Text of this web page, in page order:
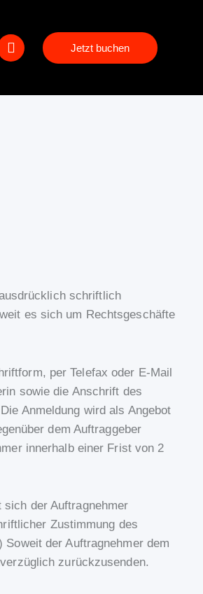
Jetzt buchen
schriftlich
es sich um Rechtsgeschäfte
per Telefax oder E-Mail
sowie die Anschrift des
Anmeldung wird als Angebot
dem Auftraggeber
innerhalb einer Frist von 2
sich der Auftragnehmer
Zustimmung des
der Auftragnehmer dem
zurückzusenden.